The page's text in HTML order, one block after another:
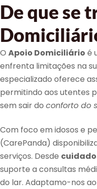
De que se
O Apoio Domiciliário é
enfrenta limitações na
especializado oferece
permitindo aos utentes
sem sair do conforto do
Com foco em idosos e
(CarePanda)
serviços. Desde
suporte a consultas
do lar. Adaptamo-nos